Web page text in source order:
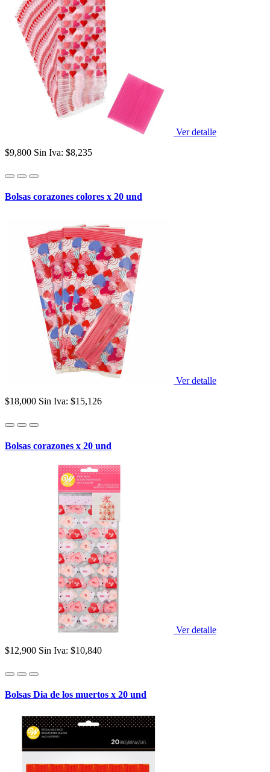
Ver detalle
$9,800 Sin Iva: $8,235
Bolsas corazones colores x 20 und
Ver detalle
$18,000 Sin Iva: $15,126
Bolsas corazones x 20 und
Ver detalle
$12,900 Sin Iva: $10,840
Bolsas Dia de los muertos x 20 und